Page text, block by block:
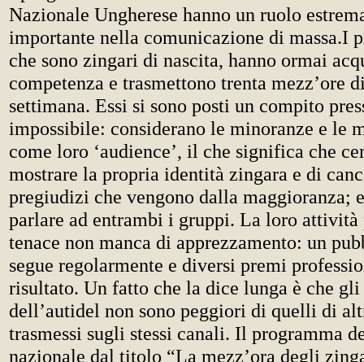
Nazionale Ungherese hanno un ruolo
importante nella comunicazione di massa.I
che sono zingari di nascita, hanno ormai
competenza e trasmettono trenta mezz’ore
settimana. Essi si sono posti un compito
impossibile: considerano le minoranze e le
come loro ‘audience’, il che significa che
mostrare la propria identità zingara e di
pregiudizi che vengono dalla maggioranza;
parlare ad entrambi i gruppi. La loro attività
tenace non manca di apprezzamento: un
segue regolarmente e diversi premi
risultato. Un fatto che la dice lunga è che
dell’autidel non sono peggiori di quelli di
trasmessi sugli stessi canali. Il programma
nazionale dal titolo “La mezz’ora degli